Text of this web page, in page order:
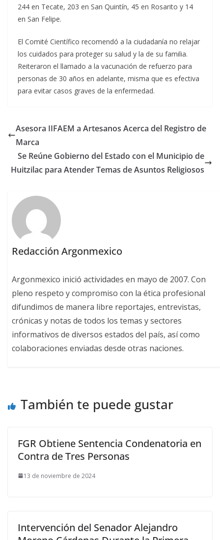
244 en Tecate, 203 en San Quintín, 45 en Rosarito y 14
en San Felipe.
El Comité Científico recomendó a la ciudadanía no relajar
los cuidados para proteger su salud y la de su familia.
Reiteraron el llamado a la vacunación de refuerzo para
personas de 30 años en adelante, misma que es efectiva
para evitar casos graves de la enfermedad.
Asesora IIFAEM a Artesanos Acerca del Registro de
Marca
Se Reúne Gobierno del Estado con el Municipio de
Huitzilac para Atender Temas de Asuntos Religiosos
Redacción Argonmexico
Argonmexico inició actividades en mayo de 2007. Con
pleno respeto y compromiso con la ética profesional
difundimos de manera libre reportajes, entrevistas,
crónicas y notas de todos los temas y sectores
informativos de diversos estados del país, así como
colaboraciones enviadas desde otras naciones.
También te puede gustar
FGR Obtiene Sentencia Condenatoria en
Contra de Tres Personas
13 de noviembre de 2024
Intervención del Senador Alejandro